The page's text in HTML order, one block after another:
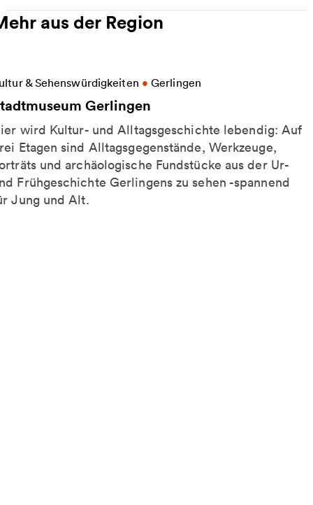
aus der Region
& Sehenswürdigkeiten • Gerlingen
Gerlingen
wird Kultur- und Alltagsgeschichte lebendig: Auf
Etagen sind Alltagsgegenstände, Werkzeuge,
und archäologische Fundstücke aus der Ur-
Frühgeschichte Gerlingens zu sehen -spannend
Jung und Alt.
Informationen zu Stadtmuseum Gerlingen